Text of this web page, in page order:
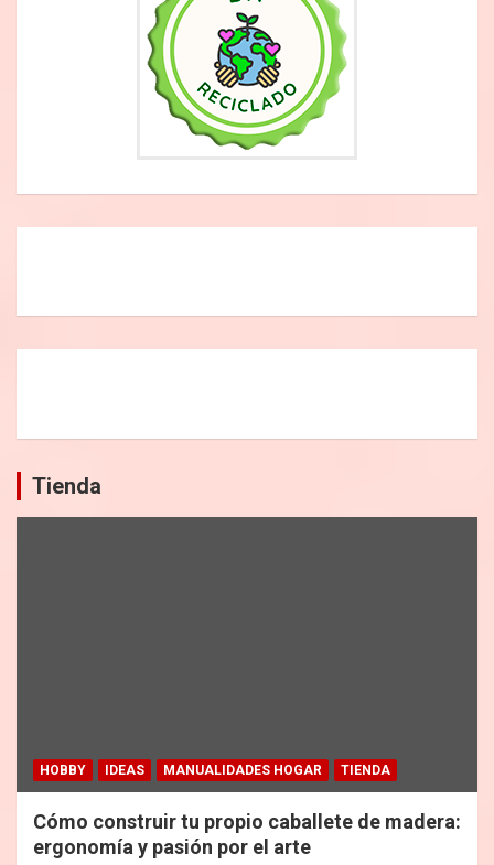
Tienda
HOBBY IDEAS MANUALIDADES HOGAR TIENDA
Cómo construir tu propio caballete de madera:
ergonomía y pasión por el arte